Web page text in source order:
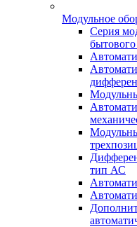
Модульное
Серия
тип АС